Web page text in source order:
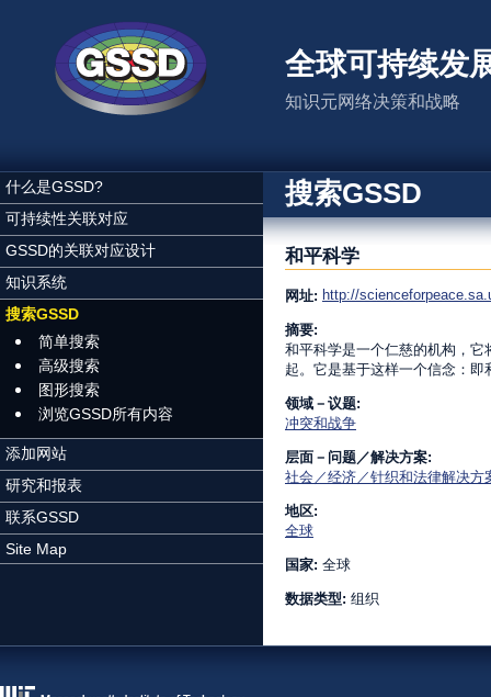
全球可持续发
知识元网络决策和战略
什么是GSSD?
可持续性关联对应
GSSD的关联对应设计
知识系统
搜索GSSD
简单搜索
高级搜索
图形搜索
浏览GSSD所有内容
添加网站
研究和报表
联系GSSD
Site Map
搜索GSSD
和平科学
网址: http://
摘要:
和平科学是一个仁慈的机构，
起。它是基于这样一个信念：
领域－议题:
冲突和战争
层面－问题／解决方案:
社会／经济／针织和法律解决方
地区:
全球
国家: 全球
数据类型: 组织